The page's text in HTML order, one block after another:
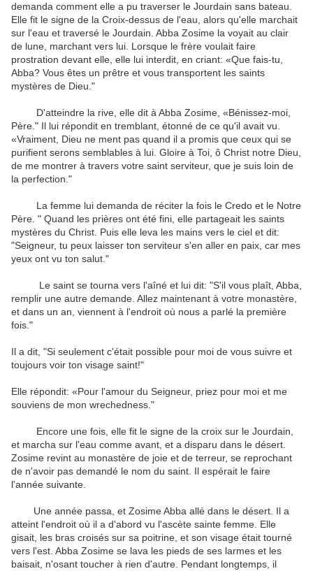
demanda comment elle a pu traverser le Jourdain sans bateau.
Elle fit le signe de la Croix-dessus de l'eau, alors qu'elle marchait
sur l'eau et traversé le Jourdain. Abba Zosime la voyait au clair
de lune, marchant vers lui. Lorsque le frère voulait faire
prostration devant elle, elle lui interdit, en criant: «Que fais-tu,
Abba? Vous êtes un prêtre et vous transportent les saints
mystères de Dieu."
D'atteindre la rive, elle dit à Abba Zosime, «Bénissez-moi,
Père." Il lui répondit en tremblant, étonné de ce qu'il avait vu.
«Vraiment, Dieu ne ment pas quand il a promis que ceux qui se
purifient serons semblables à lui. Gloire à Toi, ô Christ notre Dieu,
de me montrer à travers votre saint serviteur, que je suis loin de
la perfection."
La femme lui demanda de réciter la fois le Credo et le Notre
Père. " Quand les prières ont été fini, elle partageait les saints
mystères du Christ. Puis elle leva les mains vers le ciel et dit:
"Seigneur, tu peux laisser ton serviteur s'en aller en paix, car mes
yeux ont vu ton salut."
Le saint se tourna vers l'aîné et lui dit: "S'il vous plaît, Abba,
remplir une autre demande. Allez maintenant à votre monastère,
et dans un an, viennent à l'endroit où nous a parlé la première
fois."
Il a dit, "Si seulement c'était possible pour moi de vous suivre et
toujours voir ton visage saint!"
Elle répondit: «Pour l'amour du Seigneur, priez pour moi et me
souviens de mon wrechedness."
Encore une fois, elle fit le signe de la croix sur le Jourdain,
et marcha sur l'eau comme avant, et a disparu dans le désert.
Zosime revint au monastère de joie et de terreur, se reprochant
de n'avoir pas demandé le nom du saint. Il espérait le faire
l'année suivante.
Une année passa, et Zosime Abba allé dans le désert. Il a
atteint l'endroit où il a d'abord vu l'ascète sainte femme. Elle
gisait, les bras croisés sur sa poitrine, et son visage était tourné
vers l'est. Abba Zosime se lava les pieds de ses larmes et les
baisait, n'osant toucher à rien d'autre. Pendant longtemps, il